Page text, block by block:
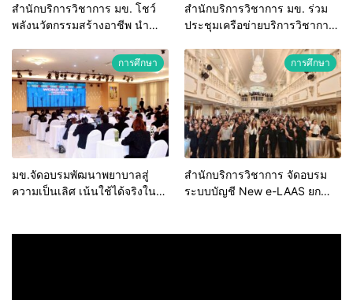
สำนักบริการวิชาการ มข. โชว์
พลังนวัตกรรมสร้างอาชีพ นำ
ชาติ NCPD 2026 เปลี่ยน “ผ้า
เหลือ” สู่รายได้ที่ยั่งยืน
สำนักบริการวิชาการ มข. ร่วม
ประชุมเครือข่ายบริการวิชาการ
สร้างเครือข่ายและยกระดับงาน
วิชาการรับใช้สังคม
การศึกษา
มข.จัดอบรมพัฒนาพยาบาลสู่
ความเป็นเลิศ เน้นใช้ได้จริงใน
การศึกษา
สำนักบริการวิชาการ จัดอบรม
ระบบบัญชี New e-LAAS ยก